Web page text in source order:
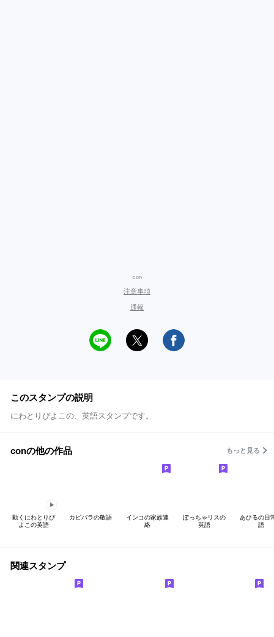
con
注意事項
通報
このスタンプの説明
にわとりぴよこの、英語スタンプです。
conの他の作品 もっと見る
動くにわとりぴ
よこの英語
カピバラの敬語
インコの家族連
絡
ぽっちゃリスの
英語
あひるの日
語
関連スタンプ